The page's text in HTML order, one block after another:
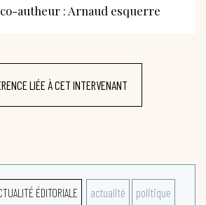
autheur : Arnaud esquerre
LIÉE À CET INTERVENANT
ÉDITORIALE actualité politique